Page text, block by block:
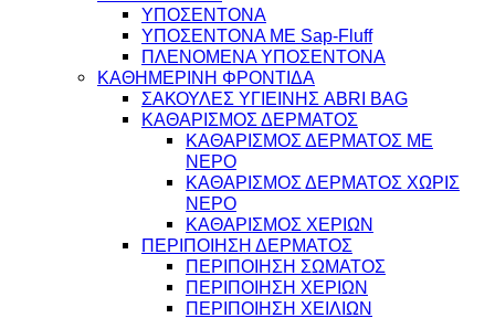
ΥΠΟΣΕΝΤΟΝΑ
ΥΠΟΣΕΝΤΟΝΑ ΜΕ Sap-Fluff
ΠΛΕΝΟΜΕΝΑ ΥΠΟΣΕΝΤΟΝΑ
ΚΑΘΗΜΕΡΙΝΗ ΦΡΟΝΤΙΔΑ
ΣΑΚΟΥΛΕΣ ΥΓΙΕΙΝΗΣ ABRI BAG
ΚΑΘΑΡΙΣΜΟΣ ΔΕΡΜΑΤΟΣ
ΚΑΘΑΡΙΣΜΟΣ ΔΕΡΜΑΤΟΣ ΜΕ
ΝΕΡΟ
ΚΑΘΑΡΙΣΜΟΣ ΔΕΡΜΑΤΟΣ ΧΩΡΙΣ
ΝΕΡΟ
ΚΑΘΑΡΙΣΜΟΣ ΧΕΡΙΩΝ
ΠΕΡΙΠΟΙΗΣΗ ΔΕΡΜΑΤΟΣ
ΠΕΡΙΠΟΙΗΣΗ ΣΩΜΑΤΟΣ
ΠΕΡΙΠΟΙΗΣΗ ΧΕΡΙΩΝ
ΠΕΡΙΠΟΙΗΣΗ ΧΕΙΛΙΩΝ